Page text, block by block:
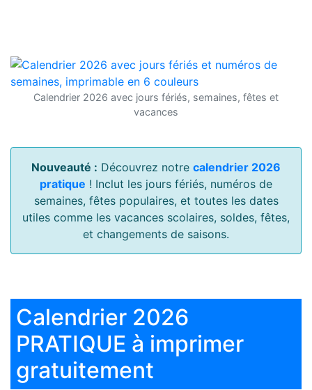
Calendrier 2026 avec jours fériés, semaines, fêtes et
vacances
Nouveauté : Découvrez notre calendrier 2026
pratique ! Inclut les jours fériés, numéros de
semaines, fêtes populaires, et toutes les dates
utiles comme les vacances scolaires, soldes, fêtes,
et changements de saisons.
Calendrier 2026
PRATIQUE à imprimer
gratuitement